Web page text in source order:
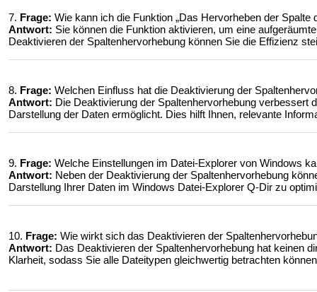
7. Frage: Wie kann ich die Funktion „Das Hervorheben der
Antwort: Sie können die Funktion aktivieren, um eine
Deaktivieren der Spaltenhervorhebung können Sie die Effizienz
8. Frage: Welchen Einfluss hat die Deaktivierung der
Antwort: Die Deaktivierung der Spaltenhervorhebung verbessert
Darstellung der Daten ermöglicht. Dies hilft Ihnen, relevante
9. Frage: Welche Einstellungen im Datei-Explorer von Windows
Antwort: Neben der Deaktivierung der Spaltenhervorhebung
Darstellung Ihrer Daten im Windows Datei-Explorer Q-Dir zu
10. Frage: Wie wirkt sich das Deaktivieren der
Antwort: Das Deaktivieren der Spaltenhervorhebung hat keinen
Klarheit, sodass Sie alle Dateitypen gleichwertig betrachten